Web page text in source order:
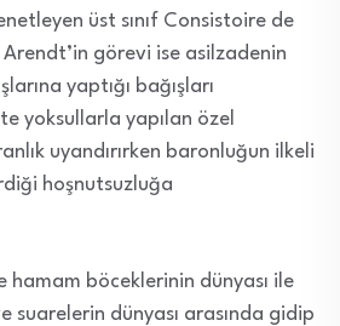
üst sınıf Consistoire de
Arendt’in görevi ise asilzadenin
yaptığı bağışları
yoksullarla yapılan özel
uyandırırken baronluğun ilkeli
hoşnutsuzluğa
hamam böceklerinin dünyası ile
suarelerin dünyası arasında gidip